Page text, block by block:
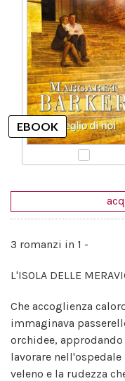
3 romanzi in 1 -
L'ISOLA DELLE
Che accoglienza
immaginava
orchidee,
lavorare
veleno e la rudezza